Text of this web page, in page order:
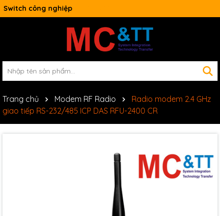
Switch công nghiệp
Trang chủ Modem RF Radio
Radio modem 2.4 GHz
giao tiếp RS-232/485 ICP DAS RFU-2400 CR